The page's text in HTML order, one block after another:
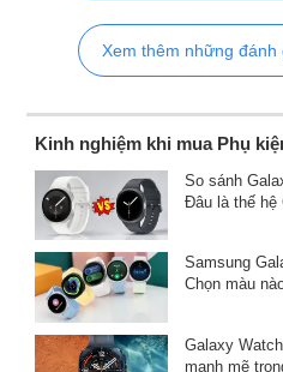
Xem thêm những đánh
Kinh nghiệm khi mua Phụ
So sánh
Đâu là thế hệ
Samsung
Chọn màu
Galaxy
mạnh mẽ